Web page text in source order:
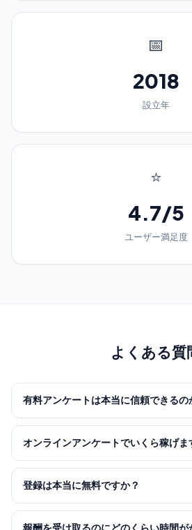
📅
2018
設立年
⭐
4.7/5
ユーザー満足度
よくある質
有料アンケートは本当に信頼できるの
はい、当社のランキングに掲載されてい
みで認知されたプラットフォームです。
を個人的にテストしています。
オンラインアンケートでいくら稼げま
平均して、3～5つのサイトに登録したア
間$58～$230の収入が期待できます。専
録することで、利用可能なアンケート数
登録は本当に無料ですか？
もちろんです。当サイトのランキングに
サイトは、100%無料で登録できます。